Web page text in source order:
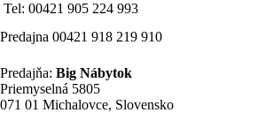
Tel: 00421 905 224 993
Predajna 00421 918 219 910
Predajňa: Big Nábytok
Priemyselná 5805
071 01 Michalovce, Slovensko